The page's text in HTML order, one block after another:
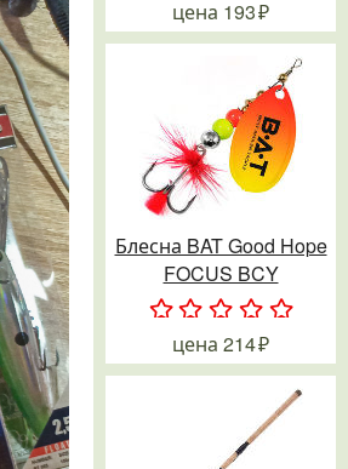
цена 193
Блесна BAT Good Hope
FOCUS BCY
. .
цена 214